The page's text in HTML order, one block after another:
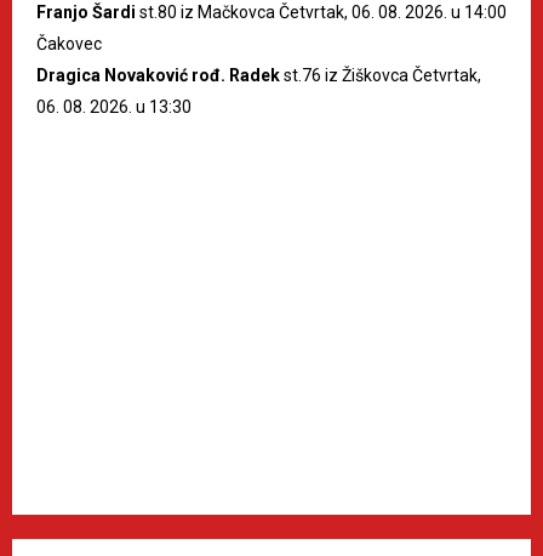
Franjo Šardi st.80 iz Mačkovca Četvrtak, 06. 08. 2026. u 14:00
Čakovec
Dragica Novaković rođ. Radekst.76 iz Žiškovca Četvrtak,
06. 08. 2026. u 13:30